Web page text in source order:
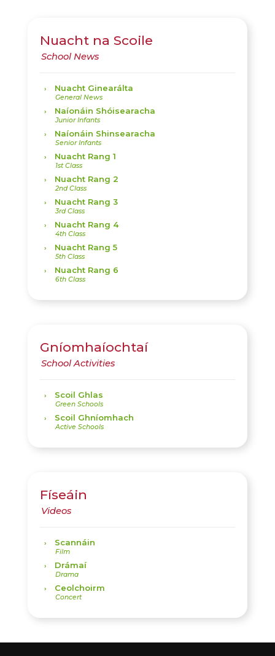
Nuacht na Scoile
Nuacht Ginearálta
Naíonáin Shóisearacha
Naíonáin Shinsearacha
Nuacht Rang 1
Nuacht Rang 2
Nuacht Rang 3
Nuacht Rang 4
Nuacht Rang 5
Nuacht Rang 6
Gníomhaíochtaí
Scoil Ghlas
Scoil Ghníomhach
Físeáin
Scannáin
Drámaí
Ceolchoirm